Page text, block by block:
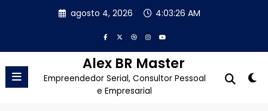
agosto 4, 2026 4:03:27 AM
Alex BR Master
Empreendedor Serial, Consultor Pessoal
e Empresarial